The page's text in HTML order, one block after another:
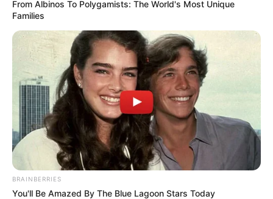
From Albinos To Polygamists: The World's Most Unique
Families
BRAINBERRIES
You'll Be Amazed By The Blue Lagoon Stars Today